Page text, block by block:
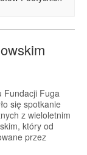
Fundacji Fuga
się spotkanie
z wieloletnim
który od
przez